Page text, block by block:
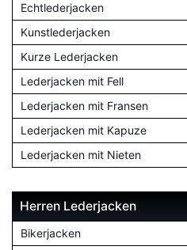
Echtlederjacken
Kunstlederjacken
Kurze Lederjacken
Lederjacken mit Fell
Lederjacken mit Fransen
Lederjacken mit Kapuze
Lederjacken mit Nieten
Herren Lederjacken
Bikerjacken